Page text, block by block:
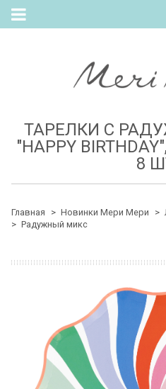
ТАРЕЛКИ С
"HAPPY
8
Главная Новинки Мери Мери
Радужный микс